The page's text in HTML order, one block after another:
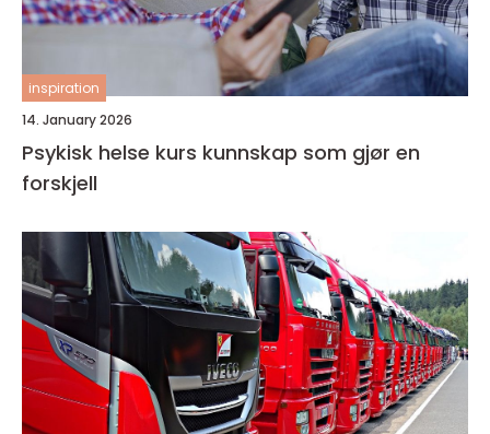
inspiration
14. January 2026
Psykisk helse kurs kunnskap som gjør en
forskjell